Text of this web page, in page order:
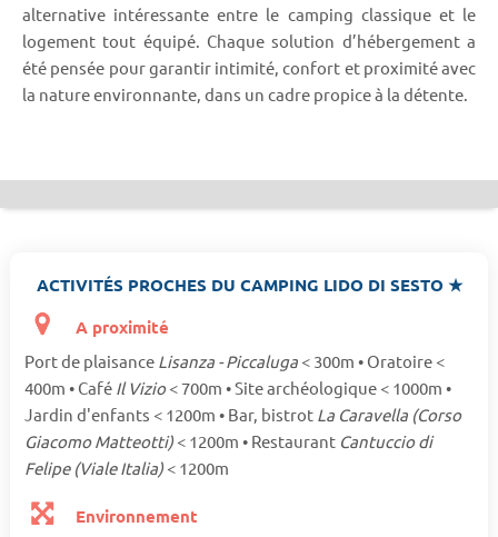
alternative intéressante entre le camping classique et le
logement tout équipé. Chaque solution d’hébergement a
été pensée pour garantir intimité, confort et proximité avec
la nature environnante, dans un cadre propice à la détente.
ACTIVITÉS PROCHES DU CAMPING LIDO DI SESTO ★
A proximité
Port de plaisance Lisanza - Piccaluga < 300m • Oratoire <
400m • Café Il Vizio< 700m • Site archéologique < 1000m •
Jardin d'enfants < 1200m • Bar, bistrot La Caravella (Corso
Giacomo Matteotti) < 1200m • Restaurant Cantuccio di
Felipe (Viale Italia) < 1200m
Environnement